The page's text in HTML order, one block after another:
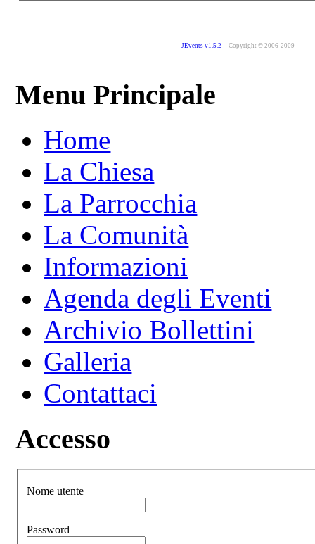
JEvents v1.5.2 Copyright © 2006-2009
Menu Principale
Home
La Chiesa
La Parrocchia
La Comunità
Informazioni
Agenda degli Eventi
Archivio Bollettini
Galleria
Contattaci
Accesso
Nome utente
Password